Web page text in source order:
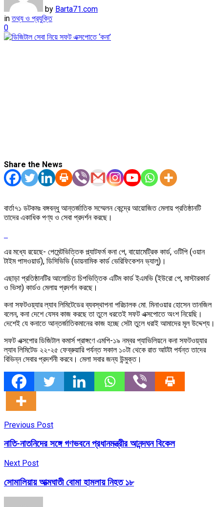
by Barta71.com
in তথ্য ও প্রযুক্তি
0
Share the News
বার্তা৭১ ডটকমঃ বঙ্গবন্ধু আন্তর্জাতিক সম্মেলন কেন্দ্রে আয়োজিত মেলায় প্রতিষ্ঠানটি
তাদের একাধিক পণ্য ও সেবা প্রদর্শন করছে।
এর মধ্যে রয়েছে- পেমেন্টভিত্তিক প্ল্যাটফর্ম কনা পে, বায়োমেট্রিক কার্ড, ওটিপি (ওয়ান
টাইম পাসওয়ার্ড), ডিসিভিভি (ডায়নামিক কার্ড ভেরিফিকেশন ভ্যালু)।
এছাড়া প্রতিষ্ঠানটির আলোচিত চিপভিত্তিক এটিম কার্ড ইএমভি (ইউরো পে, মাস্টারকার্ড
ও ভিসা) কার্ডও মেলায় প্রদর্শন করছে।
কনা সফটওয়্যার ল্যাব লিমিটেডের ব্যবস্থাপনা পরিচালক মো. মিনাওয়ার হোসেন তানজিল
বলেন, কনা দেশে যেসব কাজ করছে তা তুলে ধরতেই সফট এক্সপোতে অংশ নিয়েছি।
দেশেই যে কনাতে আন্তর্জাতিকমানের কাজ হচ্ছে সেটা তুলে ধরাই আমাদের মূল উদ্দেশ্য।
সফট এক্সপোর ডিজিটাল কমার্স প্রাঙ্গণে এমপি-১৯ নম্বর প্যাভিলিয়নে কনা সফটওয়্যার
ল্যাব লিমিটেড ২২-২৫ ফেব্রুয়ারি পর্যন্ত সকাল ১০টা থেকে রাত আটটা পর্যন্ত তাদের
বিভিন্ন সেবার প্রদর্শনী করবে। মেলা সবার জন্য উন্মুক্ত।
Previous Post
নাতি-নাতনিদের সঙ্গে গণভবনে প্রধানমন্ত্রীর আনন্দঘন বিকেল
Next Post
সোমালিয়ায় আত্মঘাতী বোমা হামলায় নিহত ১৮